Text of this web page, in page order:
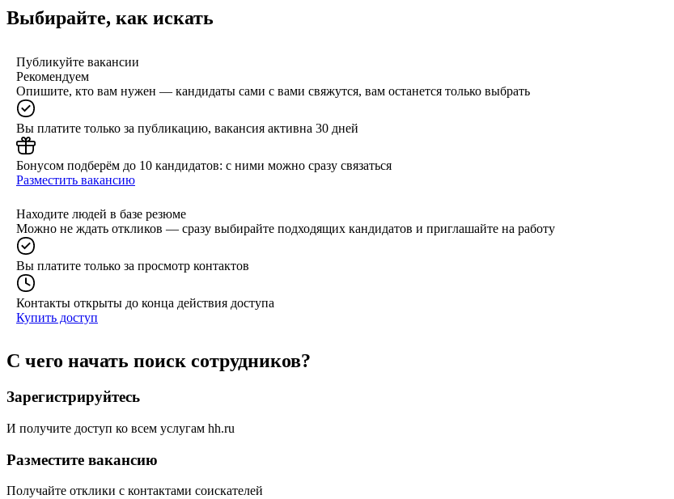
Выбирайте, как искать
Публикуйте вакансии
Рекомендуем
Опишите, кто вам нужен — кандидаты сами с вами свяжутся, вам останется только выбрать
Вы платите только за публикацию, вакансия активна 30 дней
Бонусом подберём до 10 кандидатов: с ними можно сразу связаться
Разместить вакансию
Находите людей в базе резюме
Можно не ждать откликов — сразу выбирайте подходящих кандидатов и приглашайте на работу
Вы платите только за просмотр контактов
Контакты открыты до конца действия доступа
Купить доступ
С чего начать поиск сотрудников?
Зарегистрируйтесь
И получите доступ ко всем услугам hh.ru
Разместите вакансию
Получайте отклики с контактами соискателей